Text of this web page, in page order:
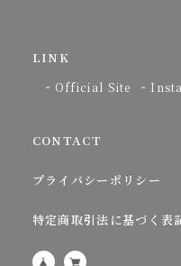
LINK
Official Site
CONTACT
プライバシーポリシー
特定商取引法に基づく表